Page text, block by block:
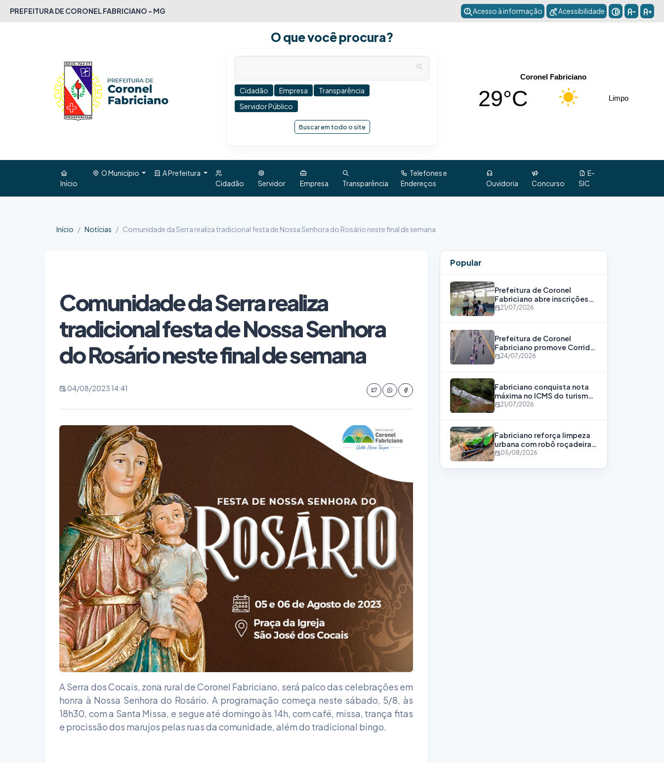
PREFEITURA DE CORONEL FABRICIANO - MG Acesso à informação Acessibilidade
O que você procura?
Cidadão Empresa
Transparência
Servidor Público
Buscar em todo o site
Coronel Fabriciano
29°C Limpo
Início
O Município
A Prefeitura
Cidadão
Servidor Empresa Transparência
Telefones e
Endereços
Ouvidoria Concurso
E-
SIC
Início Notícias Comunidade da Serra realiza tradicional festa de Nossa Senhora do Rosário neste final de semana
Comunidade da Serra realiza
tradicional festa de Nossa Senhora
do Rosário neste final de semana
04/08/2023 14:41
A Serra dos Cocais, zona rural de Coronel Fabriciano, será palco das celebrações em
honra à Nossa Senhora do Rosário. A programação começa neste sábado, 5/8, às
18h30, com a Santa Missa, e segue até domingo às 14h, com café, missa, trança fitas
e procissão dos marujos pelas ruas da comunidade, além do tradicional bingo.
Popular
Prefeitura de Coronel
Fabriciano abre inscrições
para o Programa Bolsa
21/07/2026
Prefeitura de Coronel
Fabriciano promove Corrida
“Corra Por Elas” para
24/07/2026
Fabriciano conquista nota
máxima no ICMS do turismo
pelo nono consecutivo
21/07/2026
Fabriciano reforça limpeza
urbana com robô roçadeira
de alta tecnologia
05/08/2026